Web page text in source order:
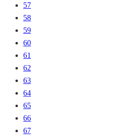
57
58
59
60
61
62
63
64
65
66
67